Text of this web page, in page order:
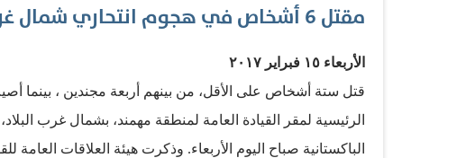
مقتل 6 أشخاص في هجوم انتحاري شمال غرب باكستان
الأربعاء ١٥ فبراير ٢٠١٧
قتل ستة أشخاص على الأقل، من بينهم أربعة مجندين ، بينما
الرئيسية لمقر القيادة العامة لمنطقة مهمند، بشمال غرب
الباكستانية صباح اليوم الأربعاء. وذكرت هيئة العلاقات العامة